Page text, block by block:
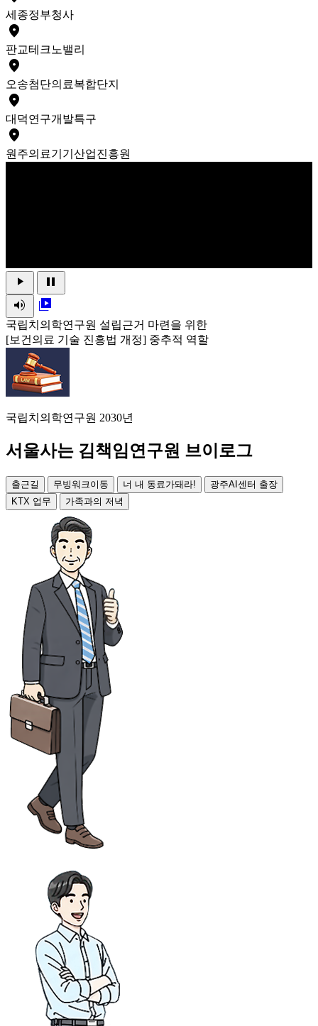
세종정부청사
place
판교테크노밸리
place
오송첨단의료복합단지
place
대덕연구개발특구
place
원주의료기기산업진흥원
play_arrow
pause
volume_up
video_library
국립치의학연구원 설립근거 마련을 위한
[보건의료 기술 진흥법 개정] 중추적 역할
국립치의학연구원 2030년
서울사는 김책임연구원 브이로그
출근길 무빙워크이동 너 내 동료가돼라!
광주AI센터 출장
KTX 업무
가족과의 저녁